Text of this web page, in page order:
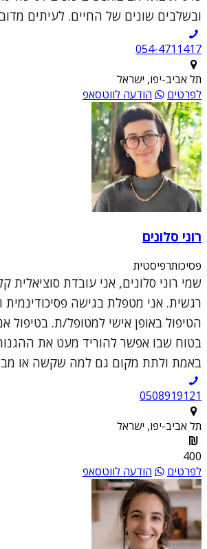
ובשלבים שונים של החיים. לעיתים
054-4711417
תל אביב-יפו, ישראל
לפרטים
הודעה לווטסאפ
רוני סלונים
פסיכותרפיסטית
שמי רוני סלונים, אני עובדת סוציאלית
רגשית. אני מטפלת בגישה
הטיפול באופן אישי למטופל/ת. בטיפול
בטוח שבו אפשר להוריד מעט את
באמת ולתת מקום גם למה שקשה או
0508919121
תל אביב-יפו, ישראל
400
לפרטים
הודעה לווטסאפ